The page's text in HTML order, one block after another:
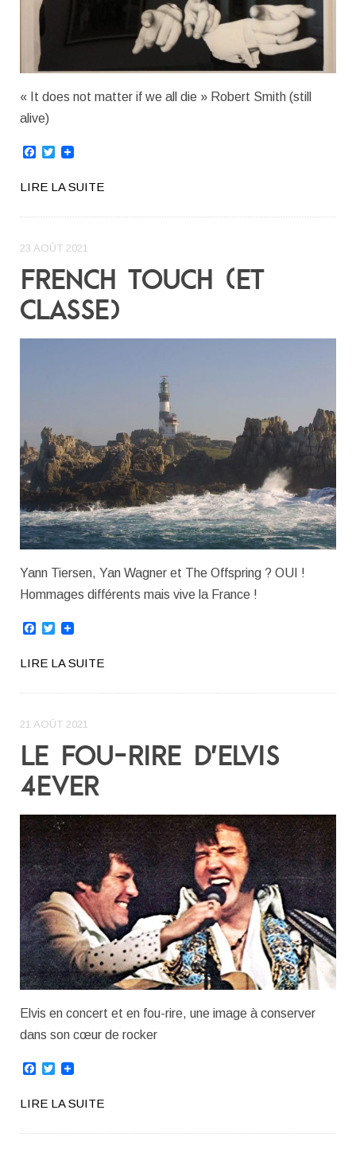
« It does not matter if we all die » Robert Smith (still
alive)
Facebook
Twitter
LIRE LA SUITE
23 AOÛT 2021
FRENCH TOUCH (ET
CLASSE)
Yann Tiersen, Yan Wagner et The Offspring ? OUI !
Hommages différents mais vive la France !
Facebook
Twitter
LIRE LA SUITE
21 AOÛT 2021
LE FOU-RIRE D’ELVIS
4EVER
Elvis en concert et en fou-rire, une image à conserver
dans son cœur de rocker
Facebook
Twitter
LIRE LA SUITE